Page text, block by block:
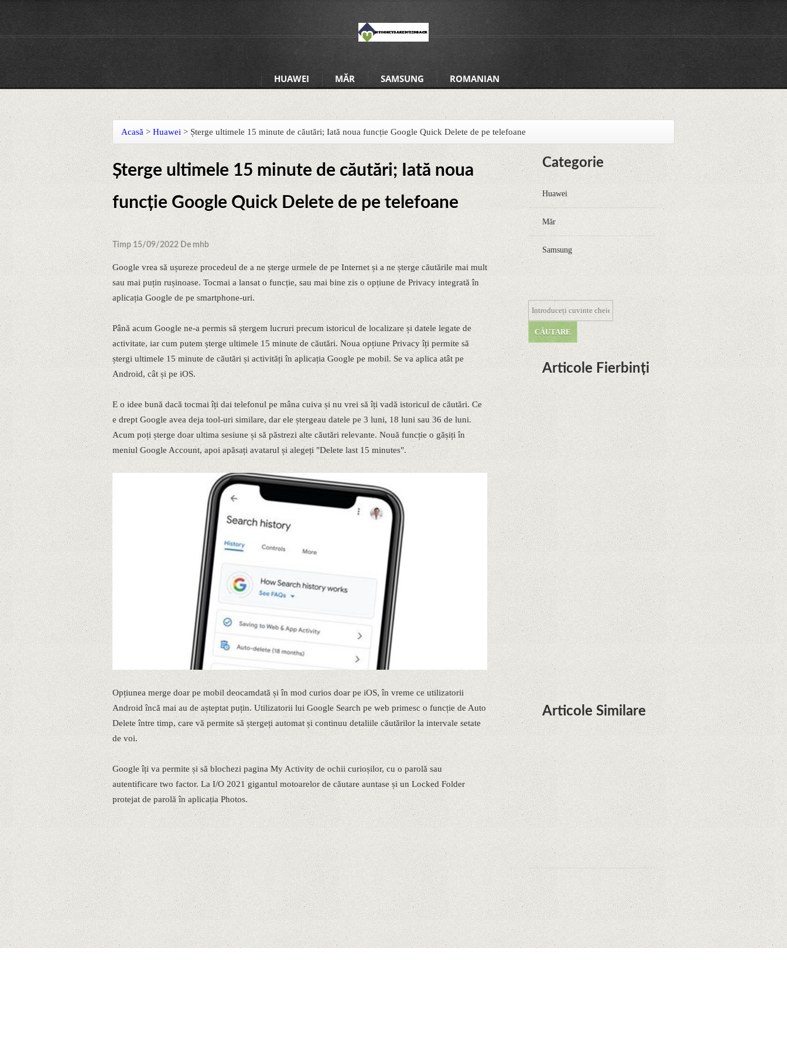
HUAWEI MĂR SAMSUNG ROMANIAN
Acasă > Huawei > Șterge ultimele 15 minute de căutări; Iată noua funcție Google Quick Delete de pe telefoane
Șterge ultimele 15 minute de căutări; Iată noua
funcție Google Quick Delete de pe telefoane
Timp 15/09/2022 De mhb
Google vrea să ușureze procedeul de a ne șterge urmele de pe Internet și a ne șterge căutările mai mult
sau mai puțin rușinoase. Tocmai a lansat o funcție, sau mai bine zis o opțiune de Privacy integrată în
aplicația Google de pe smartphone-uri.
Până acum Google ne-a permis să ștergem lucruri precum istoricul de localizare și datele legate de
activitate, iar cum putem șterge ultimele 15 minute de căutări. Noua opțiune Privacy îți permite să
ștergi ultimele 15 minute de căutări și activități în aplicația Google pe mobil. Se va aplica atât pe
Android, cât și pe iOS.
E o idee bună dacă tocmai îți dai telefonul pe mâna cuiva și nu vrei să îți vadă istoricul de căutări. Ce
e drept Google avea deja tool-uri similare, dar ele ștergeau datele pe 3 luni, 18 luni sau 36 de luni.
Acum poți șterge doar ultima sesiune și să păstrezi alte căutări relevante. Nouă funcție o gășiți în
meniul Google Account, apoi apăsați avatarul și alegeți "Delete last 15 minutes".
Opțiunea merge doar pe mobil deocamdată și în mod curios doar pe iOS, în vreme ce utilizatorii
Android încă mai au de așteptat puțin. Utilizatorii lui Google Search pe web primesc o funcție de Auto
Delete între timp, care vă permite să ștergeți automat și continuu detaliile căutărilor la intervale setate
de voi.
Google îți va permite și să blochezi pagina My Activity de ochii curioșilor, cu o parolă sau
autentificare two factor. La I/O 2021 gigantul motoarelor de căutare auntase și un Locked Folder
protejat de parolă în aplicația Photos.
Categorie
Huawei
Măr
Samsung
Articole Fierbinți
Dota Anime venind la Netflix în
această lună de la Legenda Korra
Studio Mir
Curtea Supremă reglementează în
favoarea Google în Oracle Java
Fight
Zvon: aplicațiile Google nu se mai
pot instala pe terminalele Huawei
cu procesoare Kirin
Huawei P50 primeşte o posibilă
dată de lansare şi e mai curând
decât credeam; Are cameră
telephoto cu zoom optic variabil
Articole Similare